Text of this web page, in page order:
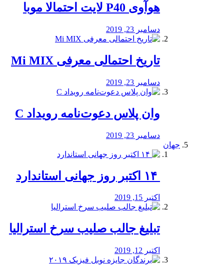
هوآوی P40 لایت احتمالا موبا
دسامبر 23, 2019
تاریخ احتمالی معرفی Mi MIX
دسامبر 23, 2019
وان پلاس دعوت‌نامه رویداد C
دسامبر 23, 2019
جهان
اکتبر 15, 2019
تبلیغ جالب صلیب سرخ استرالیا
اکتبر 12, 2019